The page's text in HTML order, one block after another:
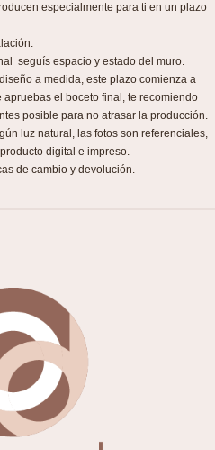
especialmente para ti en un plazo
seguís espacio y estado del muro.
a medida, este plazo comienza a
el boceto final, te recomiendo
posible para no atrasar la producción.
luz natural, las fotos son referenciales,
digital e impreso.
de cambio y devolución.